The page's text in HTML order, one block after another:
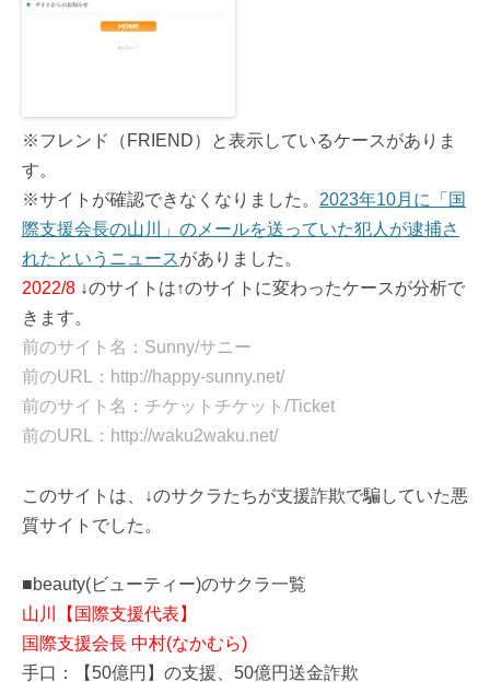
※フレンド（FRIEND）と表示しているケースがありま
す。
※サイトが確認できなくなりました。 2023年10月に「国
際支援会長の山川」のメールを送っていた犯人が逮捕さ
れたというニュースがありました。
2022/8 ↓のサイトは↑のサイトに変わったケースが分析で
きます。
前のサイト名：Sunny/サニー
前のURL：http://happy-sunny.net/
前のサイト名：チケットチケット/Ticket
前のURL：http://waku2waku.net/
このサイトは、↓のサクラたちが支援詐欺で騙していた悪
質サイトでした。
■beauty(ビューティー)のサクラ一覧
山川【国際支援代表】
国際支援会長 中村(なかむら)
手口：【50億円】の支援、50億円送金詐欺